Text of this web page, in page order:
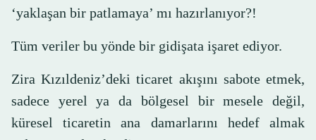
‘yaklaşan bir patlamaya’ mı hazırlanıyor?!
Tüm veriler bu yönde bir gidişata işaret ediyor.
Zira Kızıldeniz’deki ticaret akışını sabote etmek,
sadece yerel ya da bölgesel bir mesele değil,
küresel ticaretin ana damarlarını hedef almak